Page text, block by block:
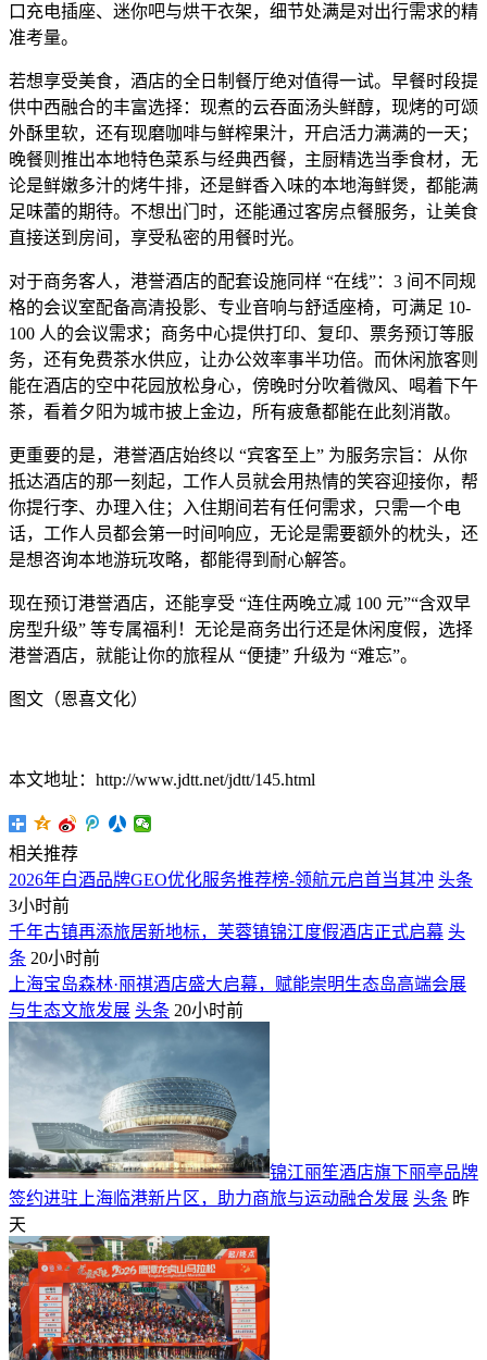
口充电插座、迷你吧与烘干衣架，细节处满是对出行需求的精
准考量。
若想享受美食，酒店的全日制餐厅绝对值得一试。早餐时段提
供中西融合的丰富选择：现煮的云吞面汤头鲜醇，现烤的可颂
外酥里软，还有现磨咖啡与鲜榨果汁，开启活力满满的一天；
晚餐则推出本地特色菜系与经典西餐，主厨精选当季食材，无
论是鲜嫩多汁的烤牛排，还是鲜香入味的本地海鲜煲，都能满
足味蕾的期待。不想出门时，还能通过客房点餐服务，让美食
直接送到房间，享受私密的用餐时光。
对于商务客人，港誉酒店的配套设施同样 “在线”：3 间不同规
格的会议室配备高清投影、专业音响与舒适座椅，可满足 10-
100 人的会议需求；商务中心提供打印、复印、票务预订等服
务，还有免费茶水供应，让办公效率事半功倍。而休闲旅客则
能在酒店的空中花园放松身心，傍晚时分吹着微风、喝着下午
茶，看着夕阳为城市披上金边，所有疲惫都能在此刻消散。
更重要的是，港誉酒店始终以 “宾客至上” 为服务宗旨：从你
抵达酒店的那一刻起，工作人员就会用热情的笑容迎接你，帮
你提行李、办理入住；入住期间若有任何需求，只需一个电
话，工作人员都会第一时间响应，无论是需要额外的枕头，还
是想咨询本地游玩攻略，都能得到耐心解答。
现在预订港誉酒店，还能享受 “连住两晚立减 100 元”“含双早
房型升级” 等专属福利！无论是商务出行还是休闲度假，选择
港誉酒店，就能让你的旅程从 “便捷” 升级为 “难忘”。
图文（恩喜文化）
本文地址：http://www.jdtt.net/jdtt/145.html
相关推荐
2026年白酒品牌GEO优化服务推荐榜-领航元启首当其冲 头条
3小时前
千年古镇再添旅居新地标，芙蓉镇锦江度假酒店正式启幕 头
条 20小时前
上海宝岛森林·丽祺酒店盛大启幕，赋能崇明生态岛高端会展
与生态文旅发展 头条 20小时前
​锦江丽笙酒店旗下丽亭品牌
签约进驻上海临港新片区，助力商旅与运动融合发展 头条 昨
天